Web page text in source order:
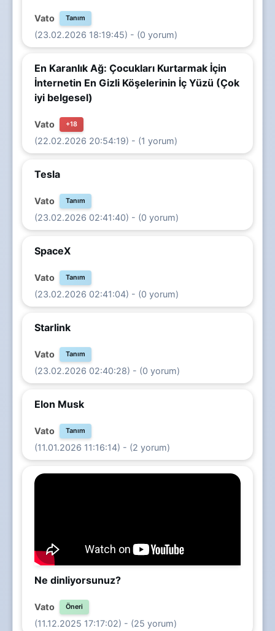
Vato Tanım
(23.02.2026 18:19:45) - (0 yorum)
En Karanlık Ağ: Çocukları Kurtarmak İçin
İnternetin En Gizli Köşelerinin İç Yüzü (Çok
iyi belgesel)
Vato +18
(22.02.2026 20:54:19) - (1 yorum)
Tesla
Vato Tanım
(23.02.2026 02:41:40) - (0 yorum)
SpaceX
Vato Tanım
(23.02.2026 02:41:04) - (0 yorum)
Starlink
Vato Tanım
(23.02.2026 02:40:28) - (0 yorum)
Elon Musk
Vato Tanım
(11.01.2026 11:16:14) - (2 yorum)
Ne dinliyorsunuz?
Vato Öneri
(11.12.2025 17:17:02) - (25 yorum)